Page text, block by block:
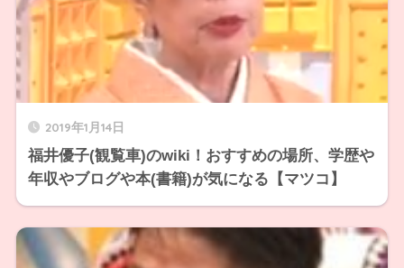
2019年1月14日
福井優子(観覧車)のwiki！おすすめの場所、学歴や
年収やブログや本(書籍)が気になる【マツコ】